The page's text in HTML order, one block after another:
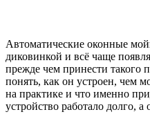
Автоматические оконные
диковинкой и всё чаще
прежде чем принести такого
понять, как он устроен, чем
на практике и что именно
устройство работало долго, а